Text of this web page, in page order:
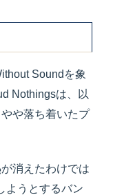
Soundを象
Nothingsは、以
や落ち着いたプ
消えたわけでは
ようとするバン